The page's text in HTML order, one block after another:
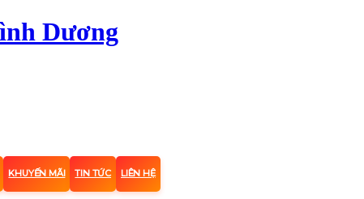
KHUYẾN MÃI TIN TỨC LIÊN HỆ